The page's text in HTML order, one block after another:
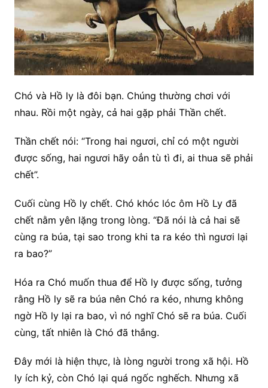
Chó và Hồ ly là đôi bạn. Chúng thường chơi với
nhau. Rồi một ngày, cả hai gặp phải Thần chết.
Thần chết nói: “Trong hai ngươi, chỉ có một người
được sống, hai ngươi hãy oẳn tù tì đi, ai thua sẽ phải
chết”.
Cuối cùng Hồ ly chết. Chó khóc lóc ôm Hồ Ly đã
chết nằm yên lặng trong lòng. “Đã nói là cả hai sẽ
cùng ra búa, tại sao trong khi ta ra kéo thì ngươi lại
ra bao?”
Hóa ra Chó muốn thua để Hồ ly được sống, tưởng
rằng Hồ ly sẽ ra búa nên Chó ra kéo, nhưng không
ngờ Hồ ly lại ra bao, vì nó nghĩ Chó sẽ ra búa. Cuối
cùng, tất nhiên là Chó đã thắng.
Đây mới là hiện thực, là lòng người trong xã hội. Hồ
ly ích kỷ, còn Chó lại quá ngốc nghếch. Nhưng xã